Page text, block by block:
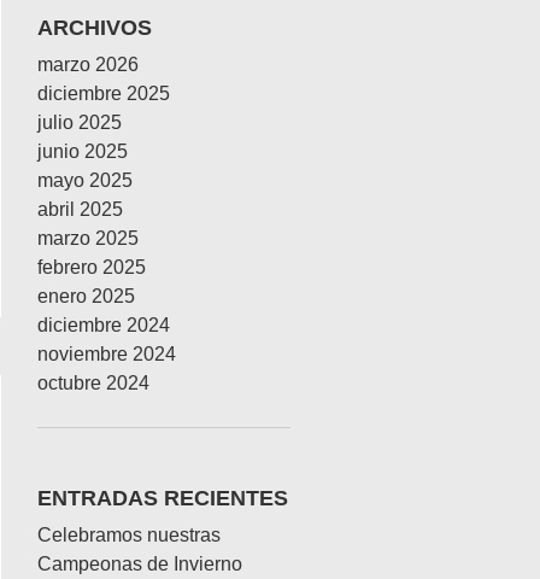
ARCHIVOS
marzo 2026
diciembre 2025
julio 2025
junio 2025
mayo 2025
abril 2025
marzo 2025
febrero 2025
enero 2025
diciembre 2024
noviembre 2024
octubre 2024
ENTRADAS RECIENTES
Celebramos nuestras
Campeonas de Invierno